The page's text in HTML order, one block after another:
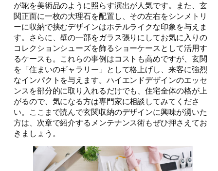
が靴を美術品のように照らす演出が人気です。また、玄
関正面に一枚の大理石を配置し、その左右をシンメトリ
ーに収納で挟むデザインはホテルライクな印象を与えま
す。さらに、壁の一部をガラス張りにしてお気に入りの
コレクションシューズを飾るショーケースとして活用す
るケースも。これらの事例はコストも高めですが、玄関
を「住まいのギャラリー」として格上げし、来客に強烈
なインパクトを与えます。ハイエンドデザインのエッセ
ンスを部分的に取り入れるだけでも、住宅全体の格が上
がるので、気になる方は専門家に相談してみてくださ
い。ここまで読んで玄関収納のデザインに興味が湧いた
方は、次章で紹介するメンテナンス術もぜひ押さえてお
きましょう。